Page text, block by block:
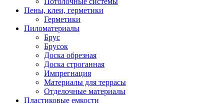
Пены, клеи, герметики
Герметики
Пиломатериалы
Брус
Брусок
Доска обрезная
Доска строганная
Импрегнация
Материалы для террасы
Отделочные материалы
Пластиковые емкости